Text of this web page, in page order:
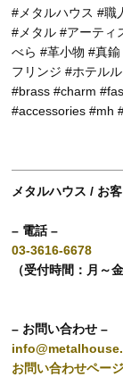
#メタルハウス #職
#メタル #アーティ
べら #革小物 #真
フリンジ #ホテル
#brass #charm
#accessories #mh
メタルハウス / お
– 電話 –
03-3616-6678
（受付時間：月～
– お問い合わせ –
お問い合わせページ